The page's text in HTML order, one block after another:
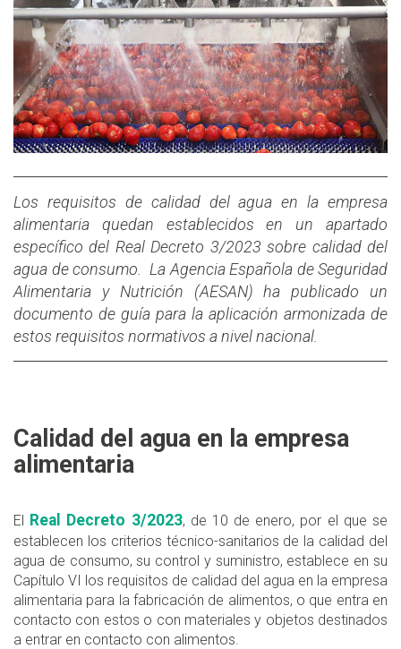
Los requisitos de calidad del agua en la empresa
alimentaria quedan establecidos en un apartado
específico del Real Decreto 3/2023 sobre calidad del
agua de consumo. La Agencia Española de Seguridad
Alimentaria y Nutrición (AESAN) ha publicado un
documento de guía para la aplicación armonizada de
estos requisitos normativos a nivel nacional.
Calidad del agua en la empresa
alimentaria
El Real Decreto 3/2023, de 10 de enero, por el que se
establecen los criterios técnico-sanitarios de la calidad del
agua de consumo, su control y suministro, establece en su
Capítulo VI los requisitos de calidad del agua en la empresa
alimentaria para la fabricación de alimentos, o que entra en
contacto con estos o con materiales y objetos destinados
a entrar en contacto con alimentos.